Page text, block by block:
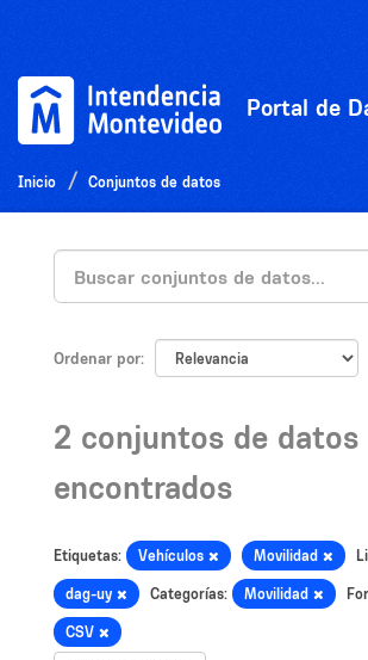
Portal de
Inicio Conjuntos de datos
Ordenar por
2 conjuntos de datos
encontrados
Etiquetas: Vehículos Movilidad
dag-uy Categorías: Movilidad
CSV